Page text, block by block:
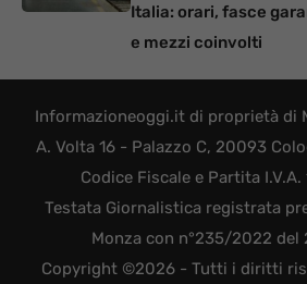
Italia: orari, fasce
e mezzi coinvolti
Informazioneoggi.it di proprietà di
A. Volta 16 - Palazzo C, 20093
Codice Fiscale e Partita I.V.A.
Testata Giornalistica registrata
Monza con n°235/2022
Copyright ©2026 - Tutti i diritti